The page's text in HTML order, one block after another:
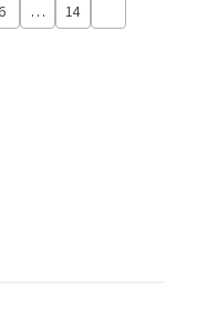
6 … 14